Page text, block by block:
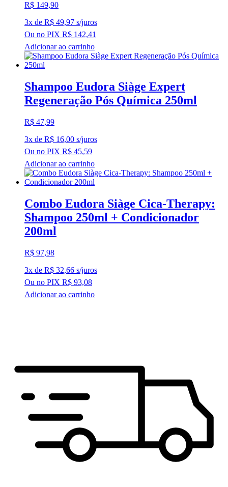
R$ 149,90
3x de R$ 49,97 s/juros
Ou no PIX R$ 142,41
Adicionar ao carrinho
Shampoo Eudora Siàge Expert
Regeneração Pós Química 250ml
R$ 47,99
3x de R$ 16,00 s/juros
Ou no PIX R$ 45,59
Adicionar ao carrinho
Combo Eudora Siàge Cica-Therapy:
Shampoo 250ml + Condicionador
200ml
R$ 97,98
3x de R$ 32,66 s/juros
Ou no PIX R$ 93,08
Adicionar ao carrinho